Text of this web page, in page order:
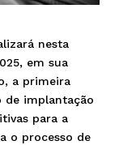
nesta
em sua
a primeira
de implantação
para a
o processo de